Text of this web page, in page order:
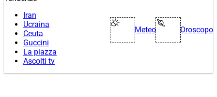
Iran
Ucraina
Ceuta
Guccini
La piazza
Ascolti tv
Meteo Oroscopo